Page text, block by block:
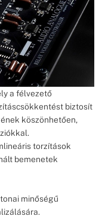
a félvezető
biztosít
köszönhetően,
torzítások
bemenetek
minőségű